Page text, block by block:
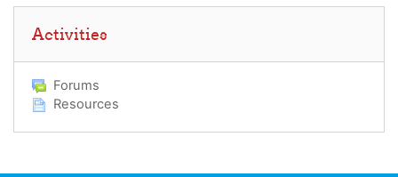
Activities
Forums
Resources